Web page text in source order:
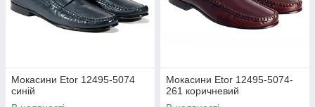
Мокасини Etor 12495-5074
синій
Мокасини Etor 12495-5074-
261 коричневий